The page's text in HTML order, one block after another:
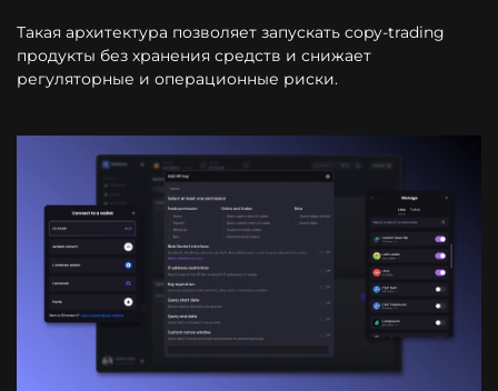
Такая архитектура позволяет запускать copy-trading
продукты без хранения средств и снижает
регуляторные и операционные риски.